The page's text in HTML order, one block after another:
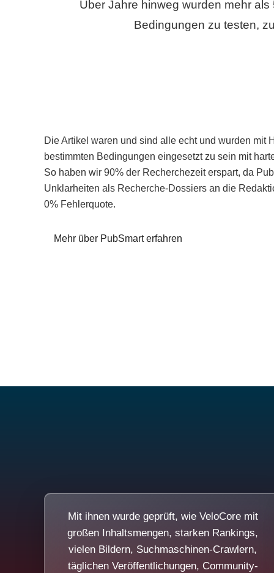
Über Jahre hinweg wurden mehr
Bedingungen zu testen,
Die Artikel waren und sind alle echt und wurden mit
bestimmten Bedingungen eingesetzt zu sein mit
So haben wir 90% der Recherchezeit erspart, da
Unklarheiten als Recherche-Dossiers an die
0% Fehlerquote.
Mehr über PubSmart erfahren
Mit ihnen wurde geprüft, wie VeloCore mit
großen Inhaltsmengen, starken Rankings,
vielen Bildern, Suchmaschinen-Crawlern,
täglichen Veröffentlichungen, Community-